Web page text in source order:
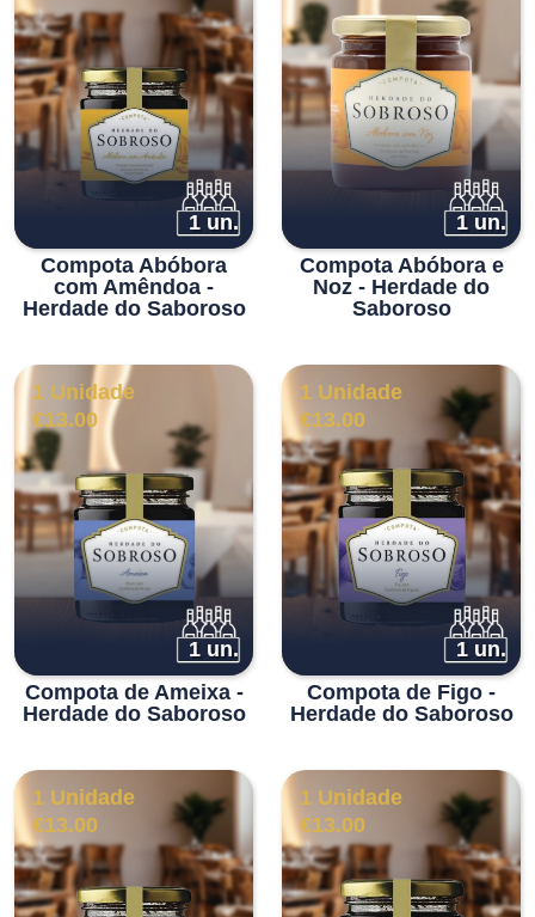
1 un.
Compota Abóbora
com Amêndoa -
Herdade do Saboroso
1 un.
Compota Abóbora e
Noz - Herdade do
Saboroso
1 Unidade
€13.00
1 un.
Compota de Ameixa -
Herdade do Saboroso
1 Unidade
€13.00
1 un.
Compota de Figo -
Herdade do Saboroso
1 Unidade
€13.00
1 Unidade
€13.00